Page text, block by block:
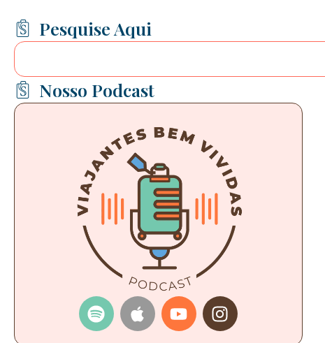
Pesquise Aqui
Nosso Podcast